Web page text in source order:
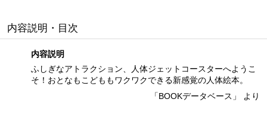
内容説明・目次
内容説明
ふしぎなアトラクション、人体ジェットコースターへようこ
そ！おとなもこどももワクワクできる新感覚の人体絵本。
「BOOKデータベース」 より